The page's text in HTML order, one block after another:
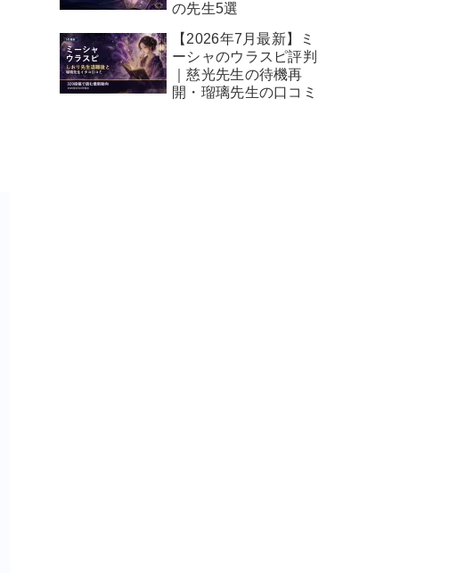
の先生5選
【2026年7月最新】ミ
ーシャのウラスピ評判
｜慈光先生の待機再
開・瑠璃先生の口コミ